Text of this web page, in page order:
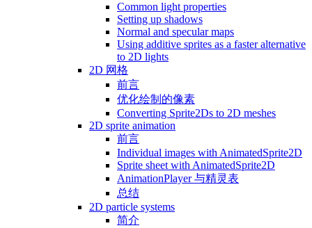
Common light properties
Setting up shadows
Normal and specular maps
Using additive sprites as a faster alternative
to 2D lights
2D 网格
前言
优化绘制的像素
Converting Sprite2Ds to 2D meshes
2D sprite animation
前言
Individual images with AnimatedSprite2D
Sprite sheet with AnimatedSprite2D
AnimationPlayer 与精灵表
总结
2D particle systems
简介